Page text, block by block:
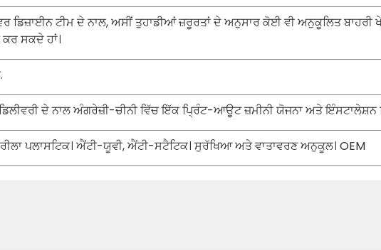
ਡਿਜ਼ਾਈਨ ਟੀਮ ਦੇ ਨਾਲ, ਅਸੀਂ ਤੁਹਾਡੀਆਂ ਜ਼ਰੂਰਤਾਂ ਦੇ ਅਨੁਸਾਰ ਕੋਈ ਵੀ ਅਨੁਕੂਲਿਤ ਬਾਹਰੀ
ਸਕਦੇ ਹਾਂ।
ਦੇ ਨਾਲ ਅੰਗਰੇਜ਼ੀ-ਚੀਨੀ ਵਿੱਚ ਇੱਕ ਪ੍ਰਿੰਟ-ਆਊਟ ਜ਼ਮੀਨੀ ਯੋਜਨਾ ਅਤੇ ਇੰਸਟਾਲੇਸ਼ਨ
ਪਲਾਸਟਿਕ। ਐਂਟੀ-ਯੂਵੀ, ਐਂਟੀ-ਸਟੈਟਿਕ। ਸੁਰੱਖਿਆ ਅਤੇ ਵਾਤਾਵਰਣ ਅਨੁਕੂਲ। OEM